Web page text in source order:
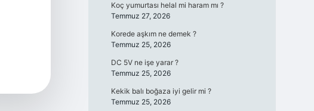
Koç yumurtası helal mi haram mı ?
Temmuz 27, 2026
Korede aşkım ne demek ?
Temmuz 25, 2026
DC 5V ne işe yarar ?
Temmuz 25, 2026
Kekik balı boğaza iyi gelir mi ?
Temmuz 25, 2026